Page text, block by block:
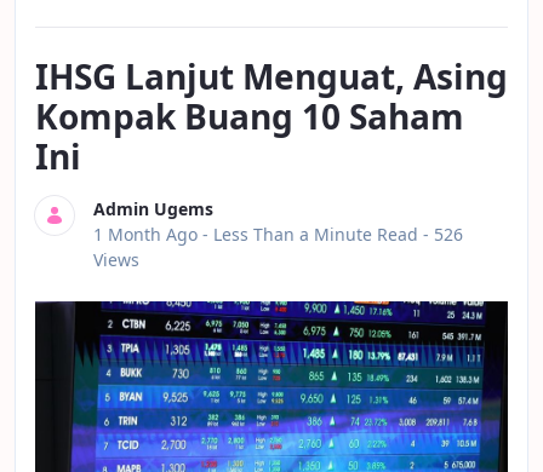
IHSG Lanjut Menguat, Asing
Kompak Buang 10 Saham
Ini
Admin Ugems
Published Date
1 Month Ago - Less Than a Minute Read - 526
Views